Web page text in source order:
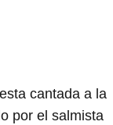
cantada a la
por el salmista